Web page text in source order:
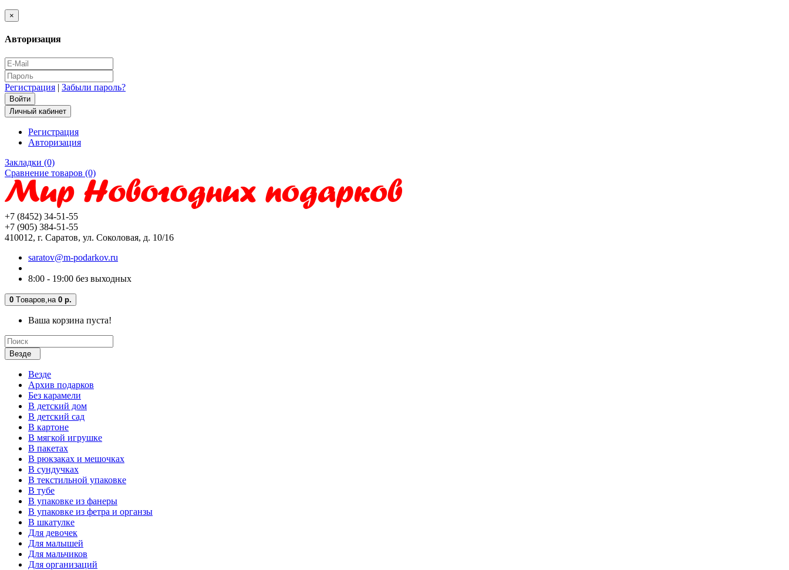
×
Авторизация
Регистрация | Забыли пароль?
Личный кабинет
Регистрация
Авторизация
Закладки (0)
Сравнение товаров (0)
+7 (8452) 34-51-55
+7 (905) 384-51-55
410012, г. Саратов, ул. Соколовая, д. 10/16
saratov@m-podarkov.ru
8:00 - 19:00 без выходных
0 Tоваров, на 0 р.
Ваша корзина пуста!
Везде
Везде
Архив подарков
Без карамели
В детский дом
В детский сад
В картоне
В мягкой игрушке
В пакетах
В рюкзаках и мешочках
В сундучках
В текстильной упаковке
В тубе
В упаковке из фанеры
В упаковке из фетра и органзы
В шкатулке
Для девочек
Для малышей
Для мальчиков
Для организаций